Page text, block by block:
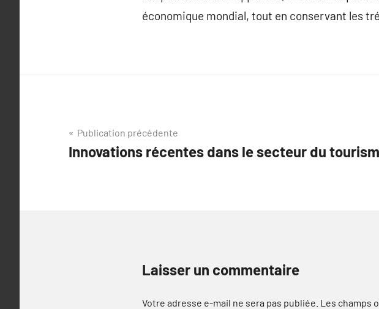
économique mondial, tout en conservant les
Navigation
de
Publication précédente
Innovations récentes dans le secteur du
Laisser un commentaire
Votre adresse e-mail ne sera pas publiée. Les champs